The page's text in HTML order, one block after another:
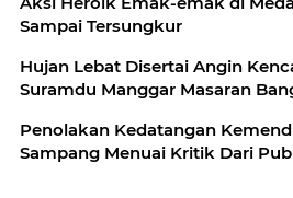
Sampai Tersungkur
Hujan Lebat Disertai Angin
Suramdu Manggar Masaran
Penolakan Kedatangan
Sampang Menuai Kritik Dari